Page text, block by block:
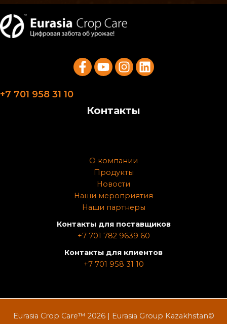
+7 701 958 31 10
Контакты
О компании
Продукты
Новости
Наши мероприятия
Наши партнеры
Контакты для поставщиков
+7 701 782 9639 60
Контакты для клиентов
+7 701 958 31 10
Eurasia Crop Care™ 2026 | Eurasia Group Kazakhstan©